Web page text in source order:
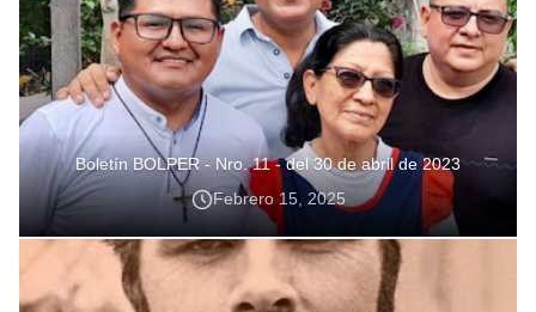
Boletín BOLPER - Nro. 11 - del 30 de abril de 2023
Febrero 15, 2025